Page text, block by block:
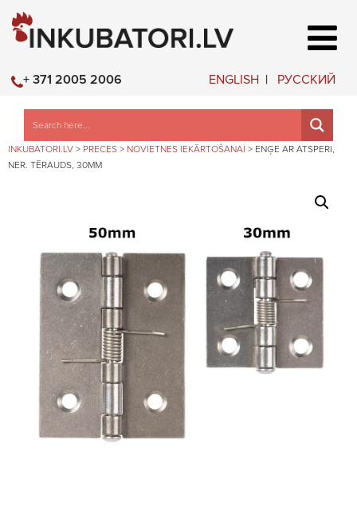
ENGLISH РУССКИЙ
+ 371 2005 2006
INKUBATORI.LV > PRECES > NOVIETNES IEKĀRTOŠANAI > ENĢE AR ATSPERI,
NER. TĒRAUDS, 30MM